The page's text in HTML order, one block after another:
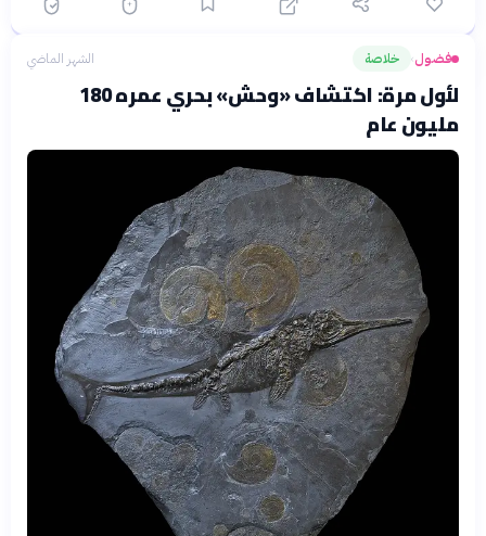
فضول› خلاصة الشهر الماضي
لأول مرة: اكتشاف «وحش» بحري عمره 180
مليون عام